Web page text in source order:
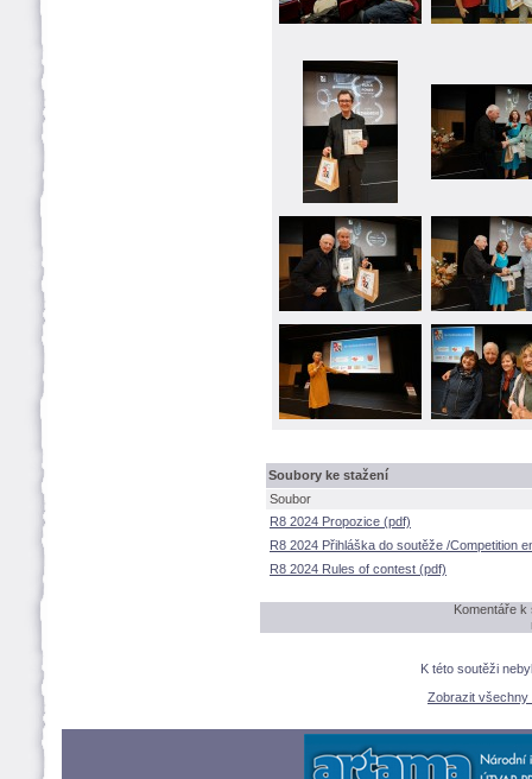
Soubory ke stažení
Soubor
R8 2024 Propozice (pdf)
R8 2024 Přihláška do soutěže /Competition
R8 2024 Rules of contest (pdf)
Komentáře
K této soutěži
Zobrazit všechny